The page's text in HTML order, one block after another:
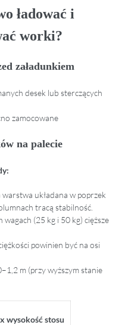
ładować i
worki?
załadunkiem
desek lub sterczących
zamocowane
na palecie
układana w poprzek
tracą stabilność.
wagach (25 kg i 50 kg) cięższe
powinien być na osi
m (przy wyższym stanie
wysokość stosu